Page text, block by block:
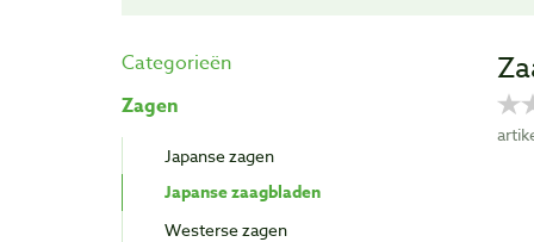
Categorieën
Zagen
Japanse zagen
Japanse zaagbladen
Westerse zagen